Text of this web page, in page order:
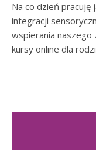
Na co dzień
integracji
wspierania naszego
kursy online dla